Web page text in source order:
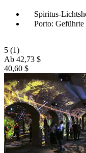
Spiritus-
Porto:
5 (1)
Ab 42,73 $
40,60 $